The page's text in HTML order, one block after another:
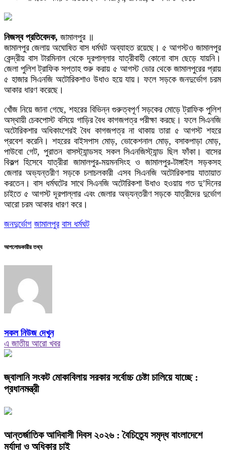
নিজস্ব প্রতিবেদক, জামালপুর ॥
জামালপুর জেলায় অঘোষিত বাস ধর্মঘট অব্যাহত রয়েছে। ৫ আগস্টও জামালপুর
কেন্দ্রীয় বাস টারমিনাল থেকে দূরপাল্লার যাত্রীবাহী কোনো বাস ছেড়ে যায়নি।
জেলা পুলিশ ট্রাফিক সপ্তাহ শুরু করায় ৫ আগস্ট ভোর থেকে জামালপুরের প্রায়
৫ হাজার সিএনজি অটোরিকশাও উধাও হয়ে যায়। ফলে সড়কে জনদুর্ভোগ চরম
আকার ধারণ করেছে।
খোঁজ নিয়ে জানা গেছে, শহরের বিভিন্ন গুরুত্বপূর্ণ সড়কের মোড়ে ট্রাফিক পুলিশ
অস্থায়ী চেকপোস্ট বসিয়ে গাড়ির বৈধ কাগজপত্র পরীক্ষা করছে। ফলে সিএনজি
অটোরিকশার অধিকাংশেরই বৈধ কাগজপত্র না থাকায় তারা ৫ আগস্ট শহরে
প্রবেশ করেনি। শহরের বাইসপাস মোড়, ভোকেশনাল মোড়, বসাকপাড়া মোড়,
পাউবো গেট, পুরাতন বাসস্ট্যান্ডসহ সকল সিএনজিস্ট্যান্ড ছিল ফাঁকা। বাসের
বিকল্প হিসেবে যাত্রীরা জামালপুর-ময়মনসিংহ ও জামালপুর-টাঙ্গাইল সড়কসহ
জেলার অভ্যন্তরীণ সড়কে চলাচলকারী এসব সিএনজি অটোরিকশায় যাতায়াত
করতেন। বাস ধর্মঘটের সাথে সিএনজি অটোরিকশা উধাও হওয়ায় গত দু’দিনের
চাইতে ৫ আগস্ট দূরপাল্লার এবং জেলার অভ্যন্তরীণ সড়কে যাত্রীদের দুর্ভোগ
আরো চরম আকার ধারণ করে।
জনদুর্ভোগ জামালপুর বাস ধর্মঘট
আপলোডকারীর তথ্য
সকল নিউজ দেখুন
এ জাতীয় আরো খবর
জ্বালানি সংকট মোকাবিলায় সরকার সর্বোচ্চ চেষ্টা চালিয়ে যাচ্ছে :
প্রধানমন্ত্রী
আন্তর্জাতিক আদিবাসী দিবস ২০২৬ : বৈচিত্র্যে সমৃদ্ধ বাংলাদেশে
মর্যাদা ও অধিকার চাই